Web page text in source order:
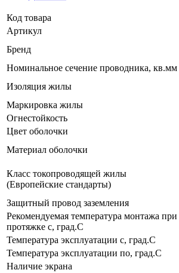
Код товара
Артикул
Бренд
Номинальное сечение проводника, кв.мм
Изоляция жилы
Маркировка жилы
Огнестойкость
Цвет оболочки
Материал оболочки
Класс токопроводящей жилы
(Европейские стандарты)
Защитный провод заземления
Рекомендуемая температура монтажа при
протяжке с, град.C
Температура эксплуатации с, град.C
Температура эксплуатации по, град.C
Наличие экрана